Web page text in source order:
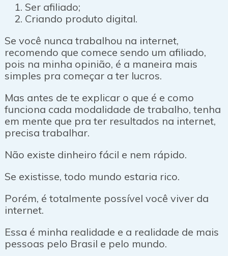
Ser afiliado;
Criando produto digital.
Se você nunca trabalhou na internet,
recomendo que comece sendo um afiliado,
pois na minha opinião, é a maneira mais
simples pra começar a ter lucros.
Mas antes de te explicar o que é e como
funciona cada modalidade de trabalho, tenha
em mente que pra ter resultados na internet,
precisa trabalhar.
Não existe dinheiro fácil e nem rápido.
Se existisse, todo mundo estaria rico.
Porém, é totalmente possível você viver da
internet.
Essa é minha realidade e a realidade de mais
pessoas pelo Brasil e pelo mundo.